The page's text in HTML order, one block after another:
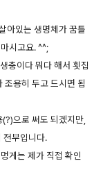
아있는 생명체가 꿈틀
시고요. ^^;
충이다 뭐다 해서 횟집
조용히 두고 드시면 됩
으로 써도 되겠지만,
전부입니다.
게는 제가 직접 확인